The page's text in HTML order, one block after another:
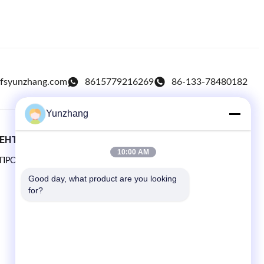
8615779216269 86-133-78480182
продукты
Yunzhang
10:00 AM
Good day, what product are you looking
for?